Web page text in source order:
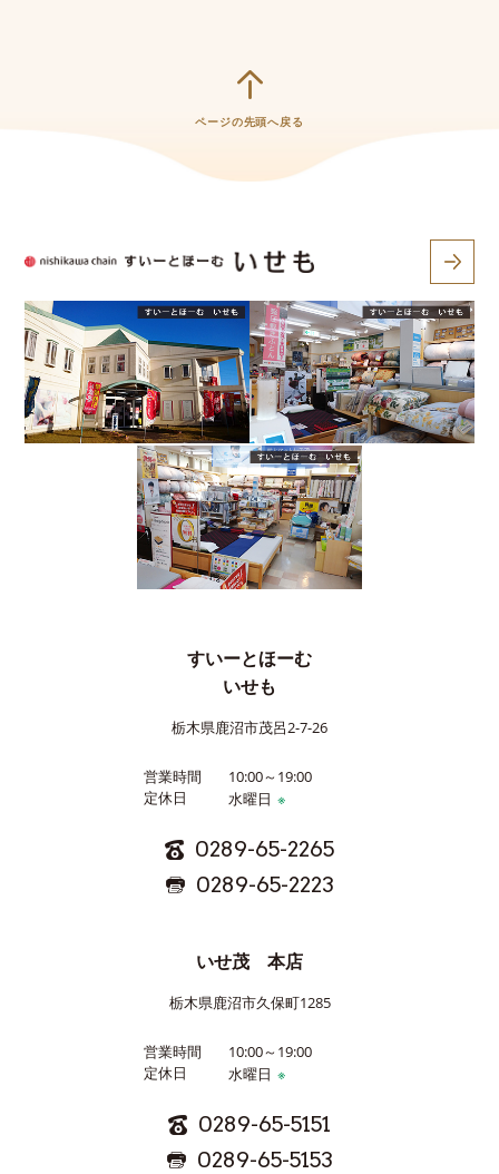
ページの先頭へ戻る
すいーとほーむ
いせも
栃木県鹿沼市茂呂2-7-26
営業時間
10:00～19:00
定休日
水曜日 ※
0289-65-2265
0289-65-2223
いせ茂 本店
栃木県鹿沼市久保町1285
営業時間
10:00～19:00
定休日
水曜日 ※
0289-65-5151
0289-65-5153